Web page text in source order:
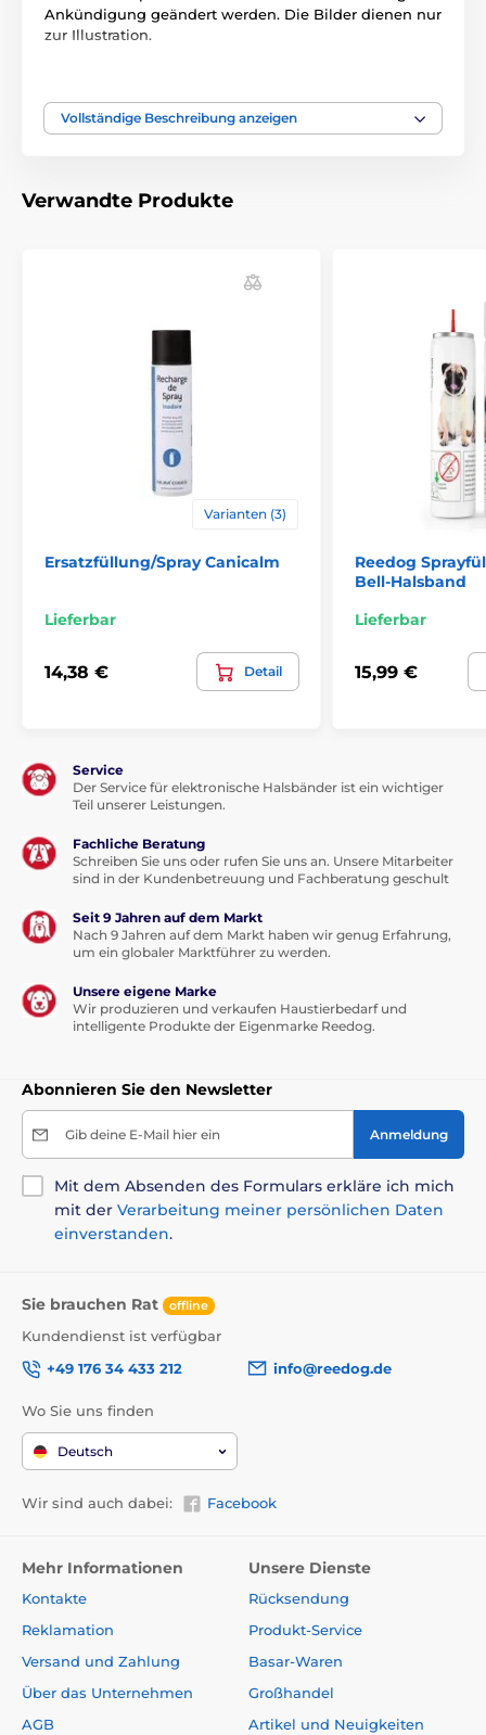
Ankündigung geändert werden. Die Bilder dienen nur
zur Illustration.
Das Produkt ist in Kategorien eingeteilt
Vollständige Beschreibung anzeigen
Verwandte Produkte
Varianten (3)
Ersatzfüllung/Spray Canicalm
Lieferbar
14,38 € Detail
Reedog
Bell-Halsband
Lieferbar
15,99 €
Service
Der Service für elektronische Halsbänder ist ein wichtiger
Teil unserer Leistungen.
Fachliche Beratung
Schreiben Sie uns oder rufen Sie uns an. Unsere Mitarbeiter
sind in der Kundenbetreuung und Fachberatung geschult
Seit 9 Jahren auf dem Markt
Nach 9 Jahren auf dem Markt haben wir genug Erfahrung,
um ein globaler Marktführer zu werden.
Unsere eigene Marke
Wir produzieren und verkaufen Haustierbedarf und
intelligente Produkte der Eigenmarke Reedog.
Abonnieren Sie den Newsletter
Gib deine E-Mail hier ein Anmeldung
Mit dem Absenden des Formulars erkläre ich mich
mit der Verarbeitung meiner persönlichen Daten
einverstanden.
Sie brauchen Rat offline
Kundendienst ist verfügbar
+49 176 34 433 212
info@reedog.de
Wo Sie uns finden
Deutsch
Wir sind auch dabei: Facebook
Mehr Informationen
Kontakte
Reklamation
Versand und Zahlung
Über das Unternehmen
AGB
Unsere Dienste
Rücksendung
Produkt-Service
Basar-Waren
Großhandel
Artikel und Neuigkeiten